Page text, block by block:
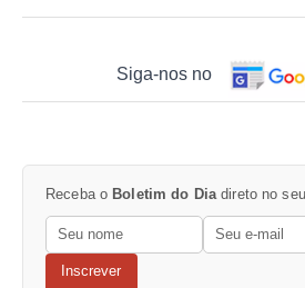
Siga-nos no
Receba o Boletim do Diadireto no
Inscrever